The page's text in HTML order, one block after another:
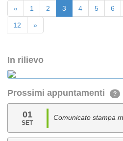
« 1 2 3 4 5 6
12 »
In rilievo
Prossimi appuntamenti ?
01
SET
Comunicato stampa